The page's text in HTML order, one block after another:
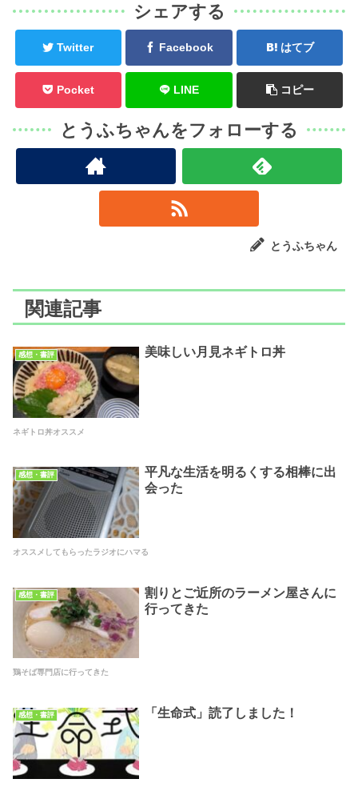
シェアする
Twitter Facebook はてブ
Pocket LINE コピー
とうふちゃんをフォローする
とうふちゃん
関連記事
感想・書評 美味しい月見ネギトロ丼
ネギトロ丼オススメ
感想・書評
平凡な生活を明るくする相棒に出
会った
オススメしてもらったラジオにハマる
感想・書評
割りとご近所のラーメン屋さんに
行ってきた
鶏そば専門店に行ってきた
感想・書評 「生命式」読了しました！